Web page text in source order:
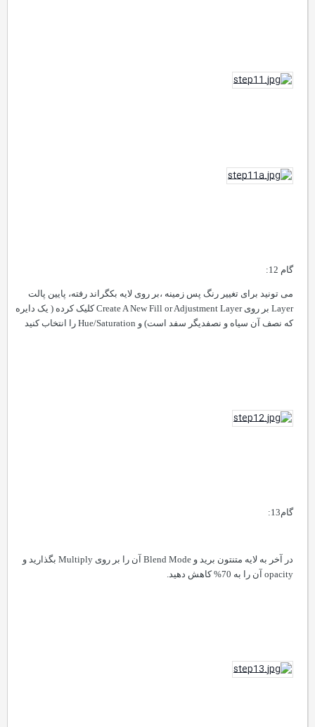
گام 12:
می تونید برای تغییر رنگ پس زمینه ،بر روی لایه بکگراند رفته، پایین پالت
Layerبر رویCreate A New Fill or Adjustment Layerکلیک کرده ( یک دایره
که نصف آن سیاه و نصفدیگر سفد است) و Hue/Saturation را انتخاب کنید
گام13:
در آخر به لایه متنتون برید وBlend Modeآن را بر رویMultiplyبگذارید و
opacityآن را به 70% کاهش دهید.